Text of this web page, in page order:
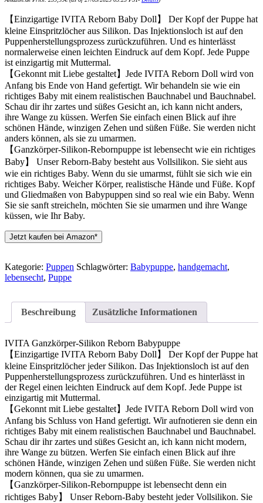
【Einzigartige IVITA Reborn Baby Doll】 Der Kopf der Puppe hat
kleine Einspritzlöcher aus Silikon. Das Injektionsloch ist auf den
Puppenherstellungsprozess zurückzuführen. Und es hinterlässt
normalerweise einen leichten Eindruck auf dem Kopf. Jede Puppe
ist einzigartig mit Muttermal.
【Gekonnt mit Liebe gestaltet】Jede IVITA Reborn Doll wird von
Anfang bis Ende von Hand gefertigt. Wir behandeln sie wie ein
richtiges Baby mit einem realistischen Bauchnabel und Bauchnabel.
Schau dir ihr zartes und süßes Gesicht an, ich kann nicht anders,
ihre Wange zu küssen. Werfen Sie einfach einen Blick auf ihre
schönen Hände, winzigen Zehen und süßen Füße. Sie werden nicht
anders können, als sie zu umarmen.
【Ganzkörper-Silikon-Rebornpuppe ist lebensecht wie ein richtiges
Baby】 Unser Reborn-Baby besteht aus Vollsilikon. Sie sieht aus
wie ein richtiges Baby. Wenn du sie umarmst, fühlt sie sich wie ein
richtiges Baby. Weicher Körper, realistische Hände und Füße. Kopf
und Gliedmaßen von Babypuppen sind so real wie ein Baby. Wenn
Sie sie sanft streicheln, möchten Sie sie umarmen und ihre Wange
küssen, wie Ihr Baby.
Jetzt kaufen bei Amazon*
Kategorie: Puppen Schlagwörter: Babypuppe, handgemacht,
lebensecht, Puppe
Beschreibung Zusätzliche Informationen
IVITA Ganzkörper-Silikon Reborn Babypuppe
【Einzigartige IVITA Reborn Baby Doll】 Der Kopf der Puppe hat
kleine Einspritzlöcher jeder Silikon. Das Injektionsloch ist auf den
Puppenherstellungsprozess zurückzuführen. Und es hinterlässt in
der Regel einen leichten Eindruck auf dem Kopf. Jede Puppe ist
einzigartig mit Muttermal.
【Gekonnt mit Liebe gestaltet】Jede IVITA Reborn Doll wird von
Anfang bis Schluss von Hand gefertigt. Wir aufnotieren sie denn ein
richtiges Baby mit einem realistischen Bauchnabel und Bauchnabel.
Schau dir ihr zartes und süßes Gesicht an, ich kann nicht modern,
ihre Wange zu bützen. Werfen Sie einfach einen Blick auf ihre
schönen Hände, winzigen Zehen und süßen Füße. Sie werden nicht
modern können, qua sie zu umarmen.
【Ganzkörper-Silikon-Rebornpuppe ist lebensecht denn ein
richtiges Baby】 Unser Reborn-Baby besteht jeder Vollsilikon. Sie